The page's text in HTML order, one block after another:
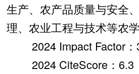
生产、农产品质量与安全
理、农业工程与技术等农
2024 Impact Factor：
2024 CiteScore：6.3